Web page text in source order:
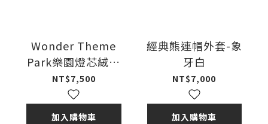
Wonder Theme
Park樂園燈芯絨長
褲-藍色
NT$7,500
加入購物車
經典熊連帽外套-象
牙白
NT$7,000
加入購物車